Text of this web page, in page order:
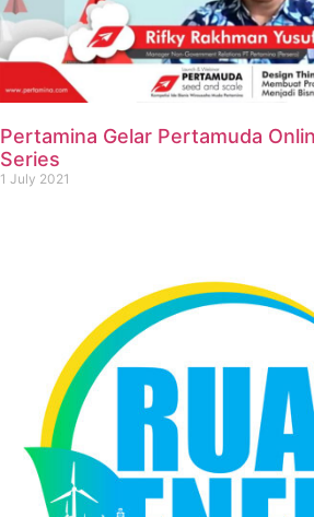
Pertamina Gelar Pertamuda
Series
1 July 2021